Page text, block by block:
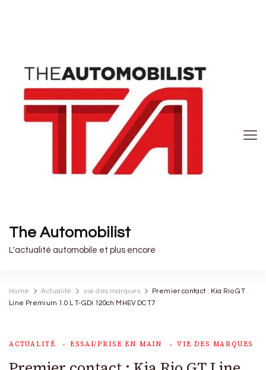
The Automobilist
L'actualité automobile et plus encore
Home Actualité vie des marques
Premier contact : Kia Rio GT
Line Premium 1.0 L T-GDi 120ch MHEV DCT7
ACTUALITÉ ESSAI/PRISE EN MAIN VIE DES MARQUES